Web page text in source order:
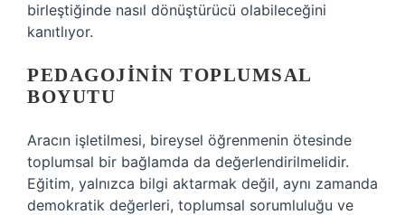
birleştiğinde nasıl dönüştürücü olabileceğini
kanıtlıyor.
PEDAGOJININ TOPLUMSAL
BOYUTU
Aracın işletilmesi, bireysel öğrenmenin ötesinde
toplumsal bir bağlamda da değerlendirilmelidir.
Eğitim, yalnızca bilgi aktarmak değil, aynı zamanda
demokratik değerleri, toplumsal sorumluluğu ve